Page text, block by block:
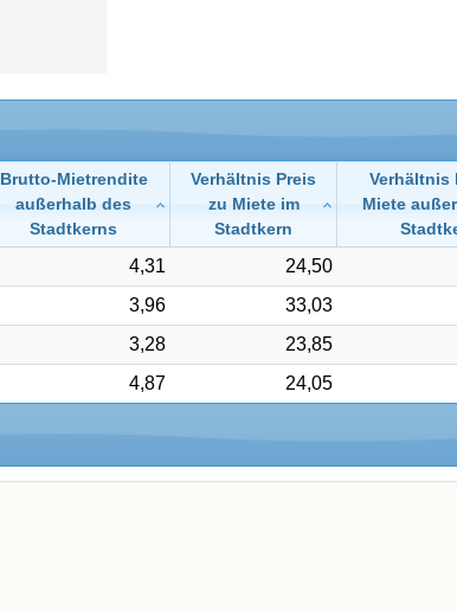
Brutto-Mietrendite
außerhalb des
Stadtkerns
Verhältnis Preis
zu Miete im
Stadtkern
Verhältnis
Miete
4,31 24,50
3,96 33,03
3,28 23,85
4,87 24,05